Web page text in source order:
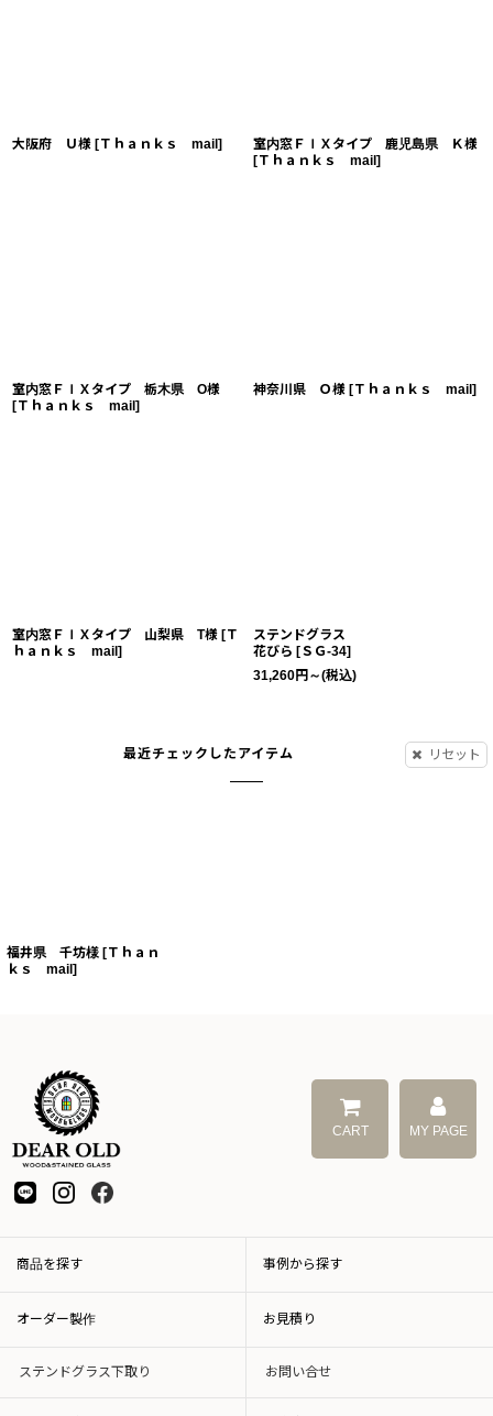
大阪府 Ｕ様 [Ｔｈａｎｋｓ mail]
室内窓ＦＩＸタイプ 鹿児島県 Ｋ様
[Ｔｈａｎｋｓ mail]
室内窓ＦＩＸタイプ 栃木県 O様
[Ｔｈａｎｋｓ mail]
神奈川県 Ｏ様 [Ｔｈａｎｋｓ mail]
室内窓ＦＩＸタイプ 山梨県 T様 [Ｔ
ｈａｎｋｓ mail]
ステンドグラス
花びら [ＳＧ-34]
31,260円 ～(税込)
最近チェックしたアイテム リセット
福井県 千坊様 [Ｔｈａｎ
ｋｓ mail ]
CART MY PAGE
商品を探す 事例から探す
オーダー製作 お見積り
ステンドグラス下取り お問い合せ